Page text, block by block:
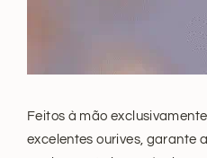
Feitos à mão
excelentes ourives, garante